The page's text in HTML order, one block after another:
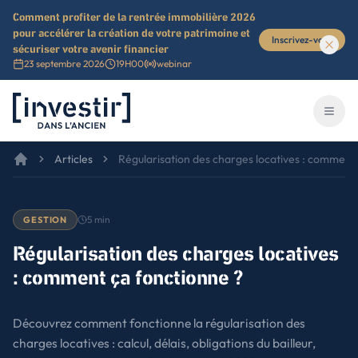
Comment profiter de la rentrée immobilière 2026
pour accélérer la création de votre patrimoine et
sécuriser votre avenir financier
23 septembre 2026 19H00 webinar
Inscrivez-vous
Investir dans l'ancien
Articles Régularisation des charges locatives :
GESTION 5 min
Régularisation des charges locatives
: comment ça fonctionne ?
Découvrez comment fonctionne la régularisation des
charges locatives : calcul, délais, obligations du bailleur,
Les charges concernées
Provisions vs charges réelles
2
Les délais légaux pour agir
Communication avec le locataire